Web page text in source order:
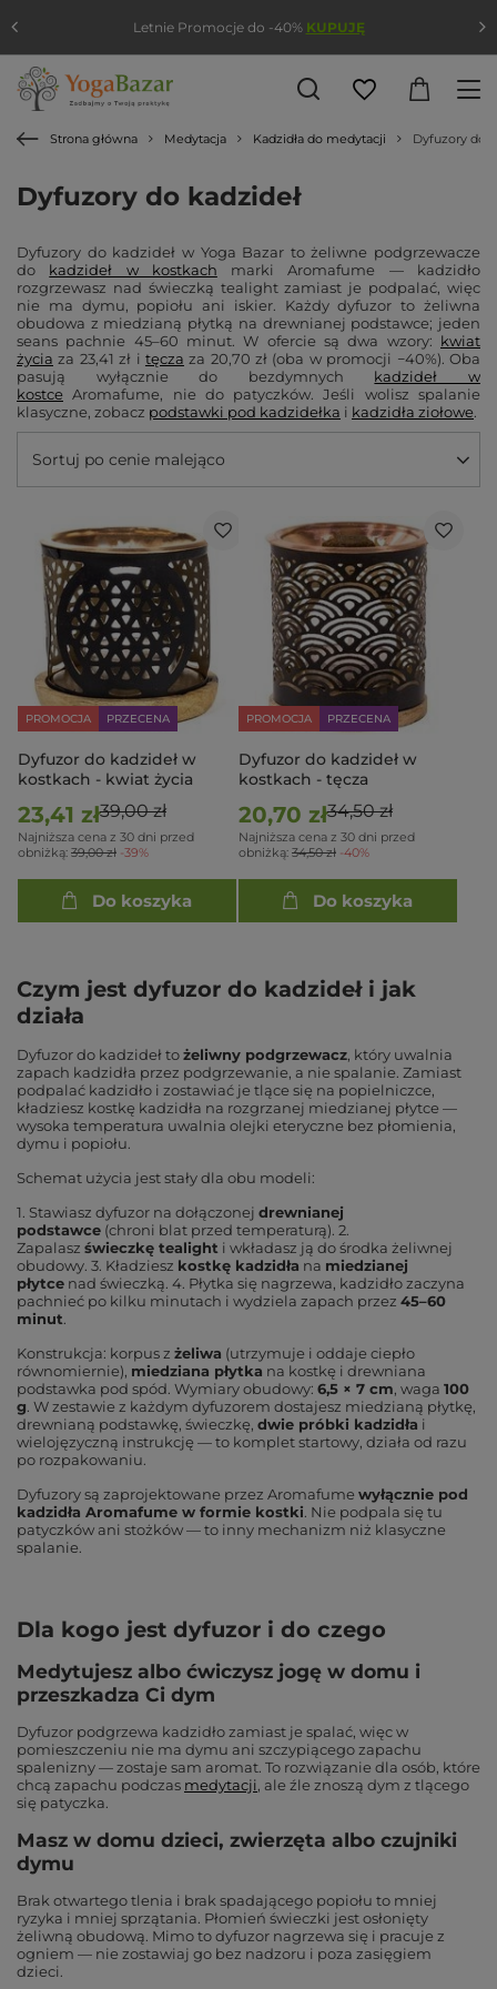
Strona główna Medytacja Kadzidła do medytacji Dyfuzory do
Dyfuzory do kadzideł
Dyfuzory do kadzideł w Yoga Bazar to żeliwne podgrzewacze
do kadzideł w kostkach marki Aromafume — kadzidło
rozgrzewasz nad świeczką tealight zamiast je podpalać, więc
nie ma dymu, popiołu ani iskier. Każdy dyfuzor to żeliwna
obudowa z miedzianą płytką na drewnianej podstawce; jeden
seans pachnie 45–60 minut. W ofercie są dwa wzory: kwiat
życia za 23,41 zł i tęcza za 20,70 zł (oba w promocji −40%). Oba
pasują wyłącznie do bezdymnych kadzideł w
kostce Aromafume, nie do patyczków. Jeśli wolisz spalanie
klasyczne, zobacz podstawki pod kadzidełka i kadzidła ziołowe.
Sortuj po cenie malejąco
PROMOCJA PRZECENA
Dyfuzor do kadzideł w
kostkach - kwiat życia
23,41 zł39,00 zł
Najniższa cena z 30 dni przed
obniżką: 39,00 zł -39%
Do koszyka
PROMOCJA PRZECENA
Dyfuzor do kadzideł w
kostkach - tęcza
20,70 zł34,50 zł
Najniższa cena z 30 dni przed
obniżką: 34,50 zł -40%
Do koszyka
Czym jest dyfuzor do kadzideł i jak
działa
Dyfuzor do kadzideł tożeliwny podgrzewacz, który uwalnia
zapach kadzidła przez podgrzewanie, a nie spalanie. Zamiast
podpalać kadzidło i zostawiać je tlące się na popielniczce,
kładziesz kostkę kadzidła na rozgrzanej miedzianej płytce —
wysoka temperatura uwalnia olejki eteryczne bez płomienia,
dymu i popiołu.
Schemat użycia jest stały dla obu modeli:
1. Stawiasz dyfuzor na dołączonej drewnianej
podstawce (chroni blat przed temperaturą). 2.
Zapalasz świeczkę tealight i wkładasz ją do środka żeliwnej
obudowy. 3. Kładziesz kostkę kadzidła na miedzianej
płytce nad świeczką. 4. Płytka się nagrzewa, kadzidło zaczyna
pachnieć po kilku minutach i wydziela zapach przez 45–60
minut.
Konstrukcja: korpus z żeliwa (utrzymuje i oddaje ciepło
równomiernie), miedziana płytka na kostkę i drewniana
podstawka pod spód. Wymiary obudowy: 6,5 × 7 cm, waga 100
g. W zestawie z każdym dyfuzorem dostajesz miedzianą płytkę,
drewnianą podstawkę, świeczkę, dwie próbki kadzidła i
wielojęzyczną instrukcję — to komplet startowy, działa od razu
po rozpakowaniu.
Dyfuzory są zaprojektowane przez Aromafume wyłącznie pod
kadzidła Aromafume w formie kostki. Nie podpala się tu
patyczków ani stożków — to inny mechanizm niż klasyczne
spalanie.
Dla kogo jest dyfuzor i do czego
Medytujesz albo ćwiczysz jogę w domu i
przeszkadza Ci dym
Dyfuzor podgrzewa kadzidło zamiast je spalać, więc w
pomieszczeniu nie ma dymu ani szczypiącego zapachu
spalenizny — zostaje sam aromat. To rozwiązanie dla osób, które
chcą zapachu podczas medytacji, ale źle znoszą dym z tlącego
się patyczka.
Masz w domu dzieci, zwierzęta albo czujniki
dymu
Brak otwartego tlenia i brak spadającego popiołu to mniej
ryzyka i mniej sprzątania. Płomień świeczki jest osłonięty
żeliwną obudową. Mimo to dyfuzor nagrzewa się i pracuje z
ogniem — nie zostawiaj go bez nadzoru i poza zasięgiem
dzieci.
Letnie Promocje do -40% KUPUJĘ